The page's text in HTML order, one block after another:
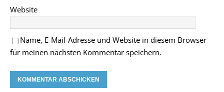
Website
Name, E-Mail-Adresse und Website in diesem Browser
für meinen nächsten Kommentar speichern.